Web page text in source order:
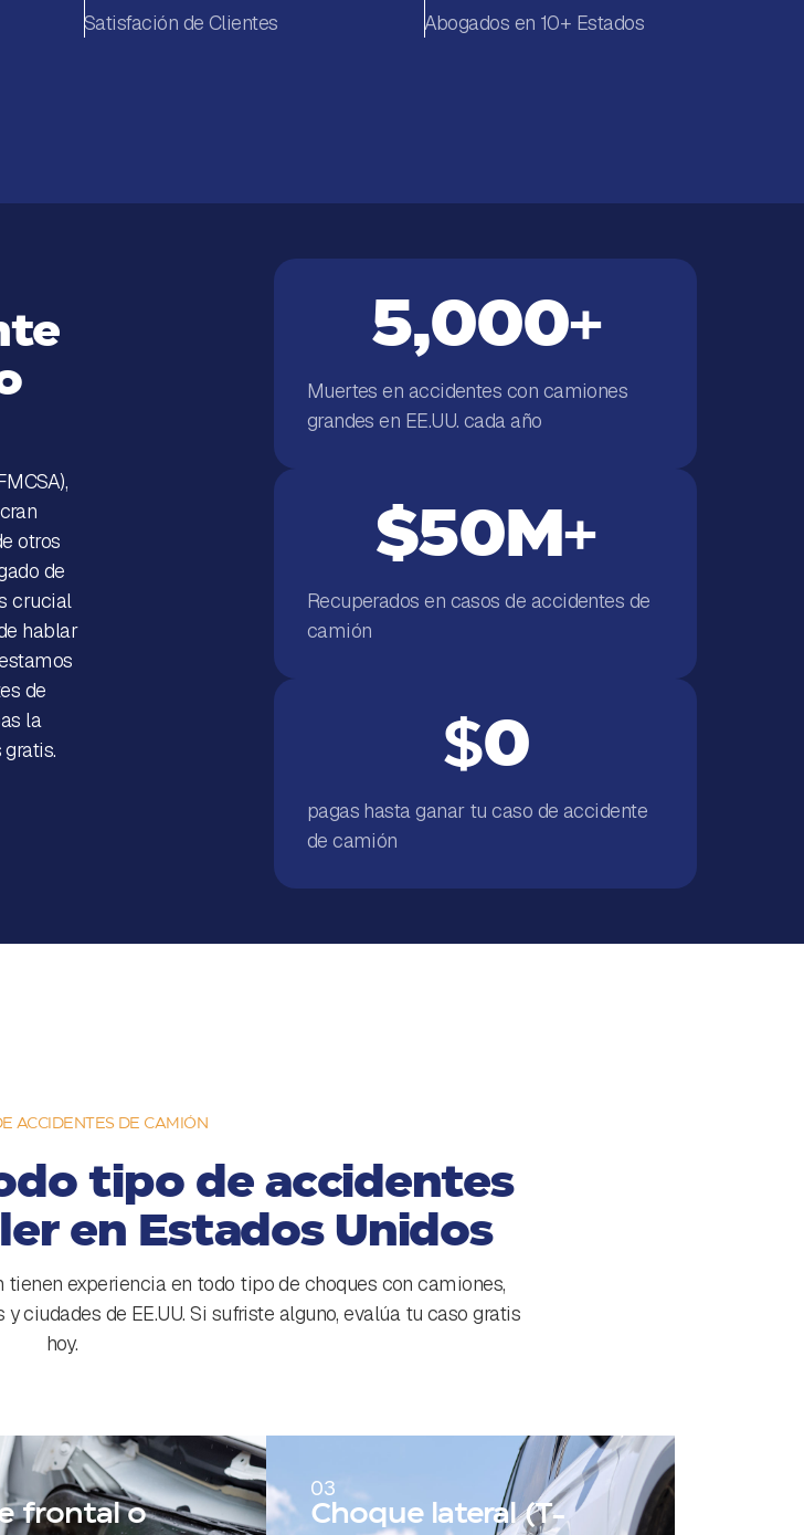
Satisfación de Clientes Abogados en 10+ Estados
otros
de
crucial
hablar
de
la
5,000+
Muertes en accidentes con camiones
grandes en EE.UU. cada año
$50M +
Recuperados en casos de accidentes de
camión
$0
pagas hasta ganar tu caso de accidente
de camión
ACCIDENTES DE CAMIÓN
tipo de accidentes
en Estados Unidos
experiencia en todo tipo de choques con camiones,
ciudades de EE.UU. Si sufriste alguno, evalúa tu caso gratis
hoy.
frontal o
03
Choque lateral (T-